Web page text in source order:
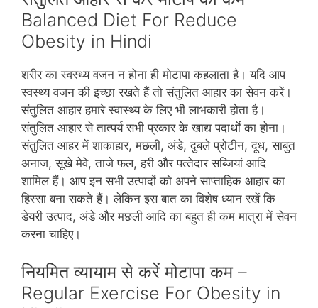
Balanced Diet For Reduce
Obesity in Hindi
शरीर का स्‍वस्‍थ्‍य वजन न होना ही मोटापा कहलाता है। यदि आप
स्‍वस्‍थ्‍य वजन की इच्‍छा रखते हैं तो संतुलित आहार का सेवन करें।
संतुलित आहार हमारे स्‍वास्‍थ्‍य के लिए भी लाभकारी होता है।
संतुलित आहार से तात्पर्य सभी प्रकार के खाद्य पदार्थों का होना।
संतुलित आहर में शाकाहार, मछली, अंडे, दुबले प्रोटीन, दूध, साबुत
अनाज, सूखे मेवे, ताजे फल, हरी और पत्‍तेदार सब्जियां आदि
शामिल हैं। आप इन सभी उत्‍पादों को अपने साप्‍ताहिक आहार का
हिस्‍सा बना सकते हैं। लेकिन इस बात का विशेष ध्‍यान रखें कि
डेयरी उत्‍पाद, अंडे और मछली आदि का बहुत ही कम मात्रा में सेवन
करना चाहिए।
नियमित व्‍यायाम से करें मोटापा कम –
Regular Exercise For Obesity in